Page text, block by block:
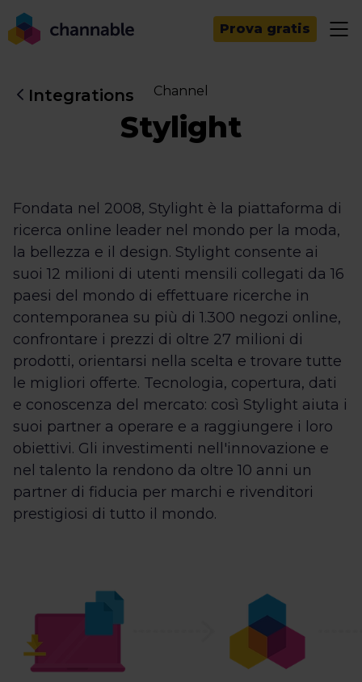
Prova gratis
Integrations Channel
Stylight
Fondata nel 2008, Stylight è la piattaforma di
ricerca online leader nel mondo per la moda,
la bellezza e il design. Stylight consente ai
suoi 12 milioni di utenti mensili collegati da 16
paesi del mondo di effettuare ricerche in
contemporanea su più di 1.300 negozi online,
confrontare i prezzi di oltre 27 milioni di
prodotti, orientarsi nella scelta e trovare tutte
le migliori offerte. Tecnologia, copertura, dati
e conoscenza del mercato: così Stylight aiuta i
suoi partner a operare e a raggiungere i loro
obiettivi. Gli investimenti nell'innovazione e
nel talento la rendono da oltre 10 anni un
partner di fiducia per marchi e rivenditori
prestigiosi di tutto il mondo.